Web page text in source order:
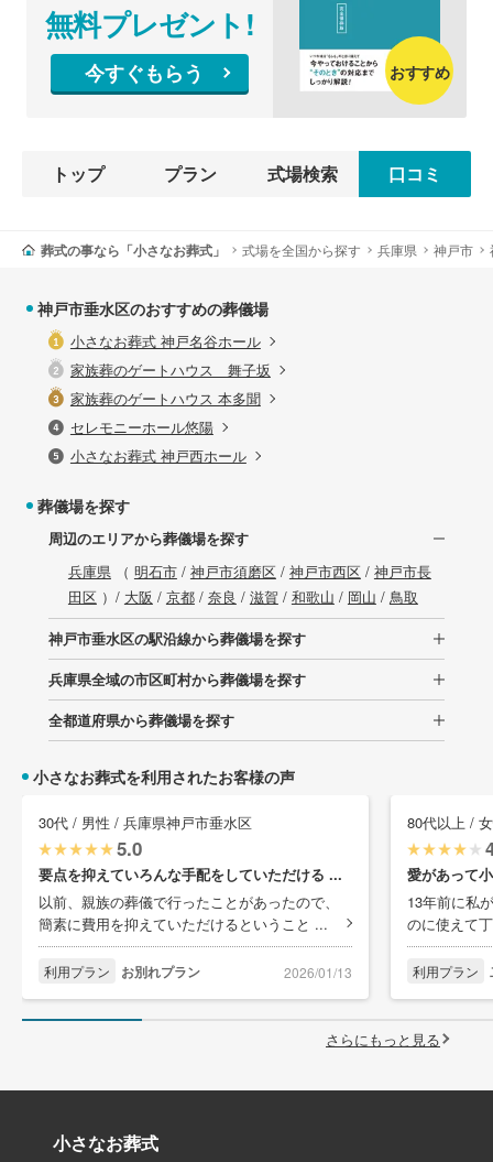
無料プレゼント!
今すぐもらう おすすめ
トップ プラン 式場検索 口コミ
葬式の事なら「小さなお葬式」 式場を全国から探す 兵庫県 神戸市
神戸市垂水区のおすすめの葬儀場
小さなお葬式 神戸名谷ホール
家族葬のゲートハウス 舞子坂
家族葬のゲートハウス 本多聞
セレモニーホール悠陽
小さなお葬式 神戸西ホール
葬儀場を探す
周辺のエリアから葬儀場を探す
兵庫県 （ 明石市/ 神戸市須磨区 / 神戸市西区 / 神戸市長
田区 ）/ 大阪 / 京都/ 奈良 / 滋賀 / 和歌山 / 岡山 / 鳥取
神戸市垂水区の駅沿線から葬儀場を探す
兵庫県全域の市区町村から葬儀場を探す
全都道府県から葬儀場を探す
小さなお葬式を利用されたお客様の声
30代 / 男性 / 兵庫県神戸市垂水区
5.0
要点を抑えていろんな手配をしていただける ...
以前、親族の葬儀で行ったことがあったので、
簡素に費用を抑えていただけるということ ...
利用プラン お別れプラン 2026/01/13
80代以上 /
愛があって
13年前に私
のに使えて
利用プラン
さらにもっと見る
小さなお葬式